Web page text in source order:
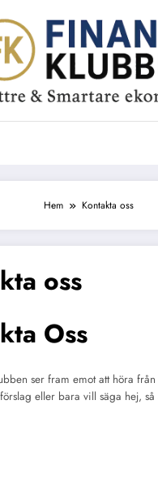
Hem Kontakta oss
oss
Oss
ser fram emot att höra
eller bara vill säga hej,